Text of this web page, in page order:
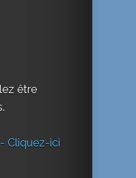
être
Cliquez-ici